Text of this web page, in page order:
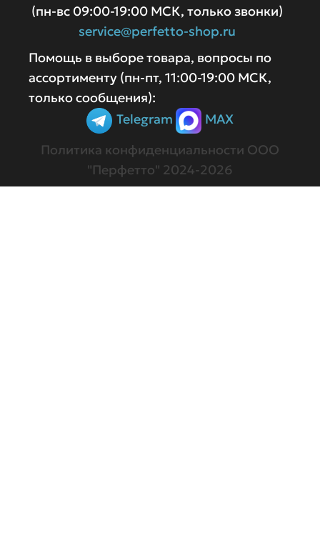
(пн-вс 09:00-19:00 МСК, только звонки)
service@perfetto-shop.ru
Помощь в выборе товара, вопросы по
ассортименту (пн-пт, 11:00-19:00 МСК,
только сообщения):
Telegram
MAX
Политика конфиденциальности ООО
"Перфетто" 2024-2026